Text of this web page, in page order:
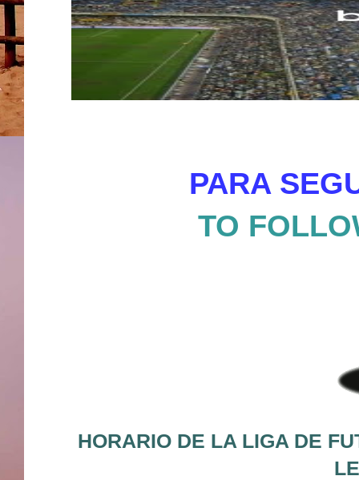
PARA
TO
HORARIO DE LA LIGA DE